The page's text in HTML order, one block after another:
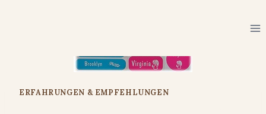
ERFAHRUNGEN & EMPFEHLUNGEN